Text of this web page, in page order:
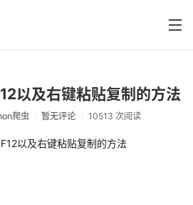
分类
网络编程
以及右键粘贴复制的方法
爬虫 暂无评论 10513 次阅读
以及右键粘贴复制的方法